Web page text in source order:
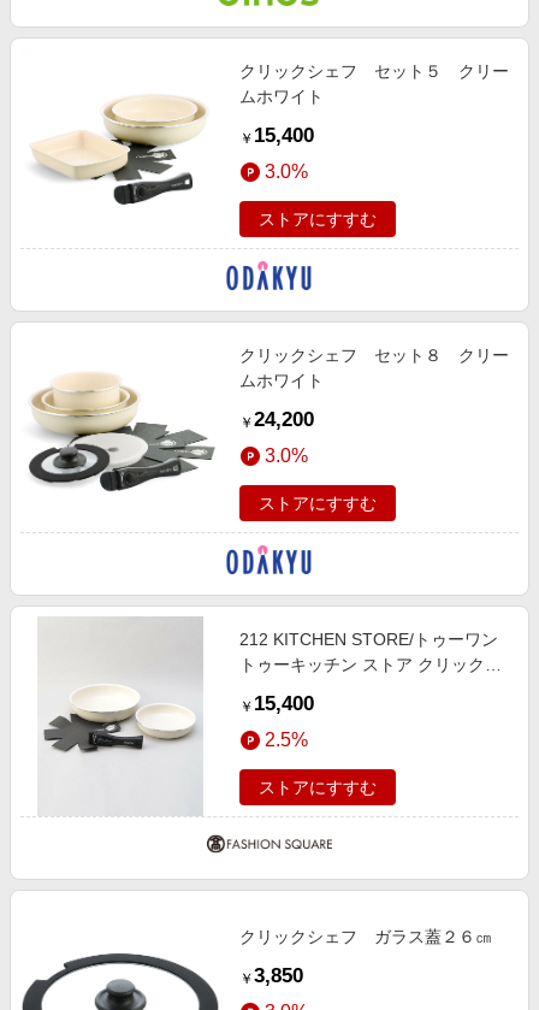
クリックシェフ セット５ クリー
ムホワイト
￥ 15,400
3.0%
ストアにすすむ
クリックシェフ セット８ クリー
ムホワイト
￥ 24,200
3.0%
ストアにすすむ
212 KITCHEN STORE/トゥーワン
トゥーキッチン ストア クリックシ
ーンパン＞ その他 00(FREE)
￥ 15,400
2.5%
ストアにすすむ
クリックシェフ ガラス蓋２６㎝
￥ 3,850